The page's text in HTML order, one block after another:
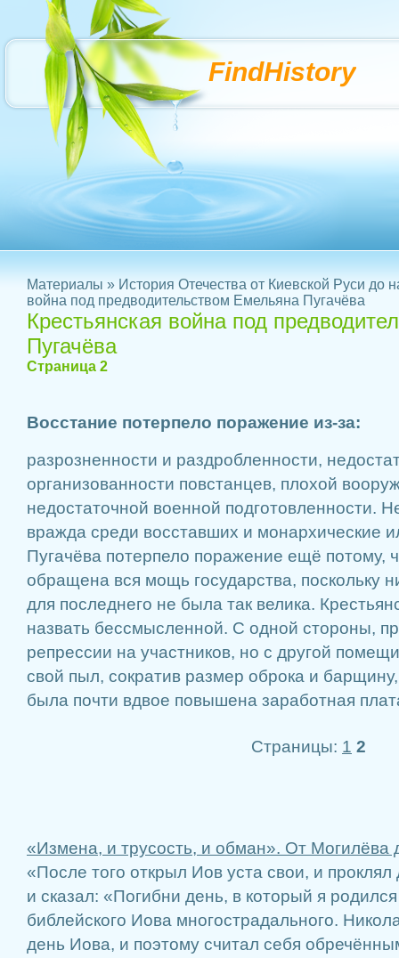
FindHistory
Материалы » История Отечества от Киевской Руси до
война под предводительством Емельяна Пугачёва
Крестьянская война под
Пугачёва
Страница 2
Восстание потерпело поражение из-за:
разрозненности и раздробленности,
организованности повстанцев, плохой
недостаточной военной подготовленности.
вражда среди восставших и монархические
Пугачёва потерпело поражение ещё потому,
обращена вся мощь государства, поскольку
для последнего не была так велика.
назвать бессмысленной. С одной стороны,
репрессии на участников, но с другой
свой пыл, сократив размер оброка и
была почти вдвое повышена заработная
Страницы: 1 2
«Измена, и трусость, и обман». От Могилёва
«После того открыл Иов уста свои, и
и сказал: «Погибни день, в который я
библейского Иова многострадального.
день Иова, и поэтому считал себя